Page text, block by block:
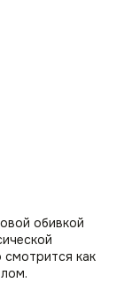
обивкой
смотрится как